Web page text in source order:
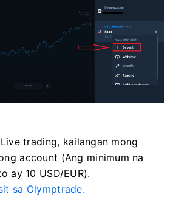
trading, kailangan mong
account (Ang minimum na
ay 10 USD/EUR).
sa Olymptrade.